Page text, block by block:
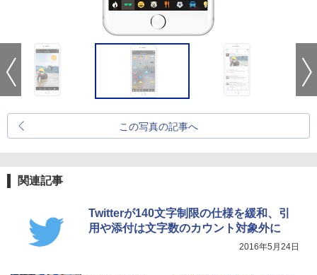
この写真の記事へ
関連記事
Twitterが140文字制限の仕様を緩和、引
用や添付は文字数のカウント対象外に
2016年5月24日